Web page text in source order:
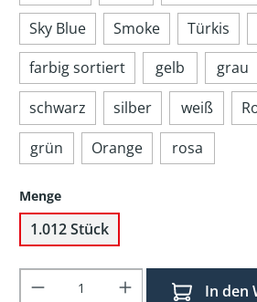
Sky Blue
Smoke Türkis
farbig sortiert
gelb grau
schwarz
silber weiß
grün
Orange rosa
Menge
1.012 Stück
Produkt Anzahl: GibIn den